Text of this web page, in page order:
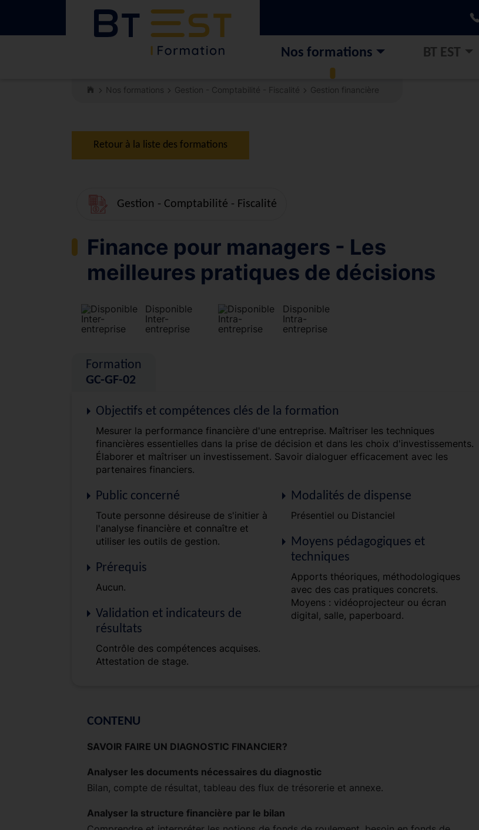
Nos formations BT EST
Nos formations Gestion - Comptabilité - Fiscalité Gestion financière
Retour à la liste des formations
Gestion - Comptabilité - Fiscalité
Finance pour managers - Les
meilleures pratiques de décisions
Disponible
Inter-
entreprise
Disponible
Intra-
entreprise
Formation
GC-GF-02
Objectifs et compétences clés de la formation
Mesurer la performance financière d'une entreprise. Maîtriser les techniques
financières essentielles dans la prise de décision et dans les choix d'investissements.
Élaborer et maîtriser un investissement. Savoir dialoguer efficacement avec les
partenaires financiers.
Public concerné
Toute personne désireuse de s'initier à
l'analyse financière et connaître et
utiliser les outils de gestion.
Prérequis
Aucun.
Validation et indicateurs de
résultats
Contrôle des compétences acquises.
Attestation de stage.
Modalités de dispense
Présentiel ou Distanciel
Moyens pédagogiques et
techniques
Apports théoriques, méthodologiques
avec des cas pratiques concrets.
Moyens : vidéoprojecteur ou écran
digital, salle, paperboard.
CONTENU
SAVOIR FAIRE UN DIAGNOSTIC FINANCIER?
Analyser les documents nécessaires du diagnostic
Bilan, compte de résultat, tableau des flux de trésorerie et annexe.
Analyser la structure financière par le bilan